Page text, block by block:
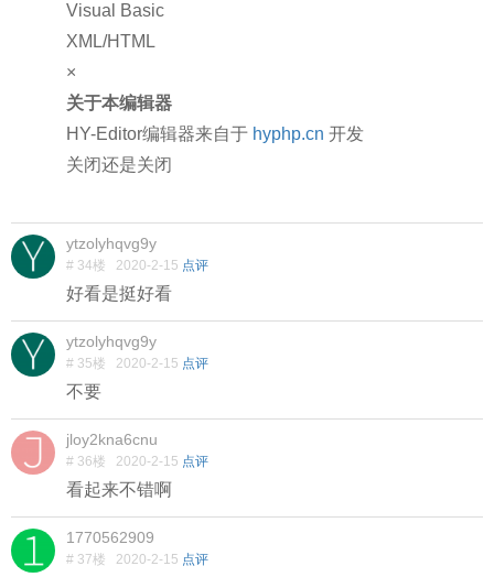
Visual Basic
XML/HTML
×
关于本编辑器
HY-Editor编辑器来自于 hyphp.cn 开发
关闭还是关闭
ytzolyhqvg9y
# 34楼 2020-2-15 点评
好看是挺好看
ytzolyhqvg9y
# 35楼 2020-2-15 点评
不要
jloy2kna6cnu
# 36楼 2020-2-15 点评
看起来不错啊
1770562909
# 37楼 2020-2-15 点评